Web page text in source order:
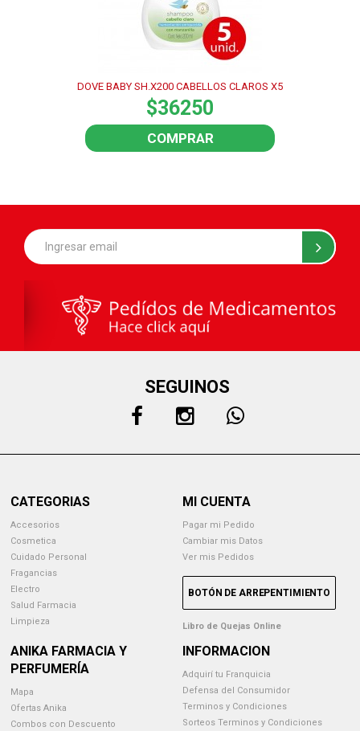
DOVE BABY SH.X200 CABELLOS CLAROS X5
$36250
COMPRAR
SEGUINOS
CATEGORIAS
Accesorios
Cosmetica
Cuidado Personal
Fragancias
Electro
Salud Farmacia
Limpieza
MI CUENTA
Pagar mi Pedido
Cambiar mis Datos
Ver mis Pedidos
BOTÓN DE ARREPENTIMIENTO
Libro de Quejas Online
ANIKA FARMACIA Y
PERFUMERÍA
Mapa
Ofertas Anika
Combos con Descuento
INFORMACION
Adquirí tu Franquicia
Defensa del Consumidor
Terminos y Condiciones
Sorteos Terminos y Condiciones